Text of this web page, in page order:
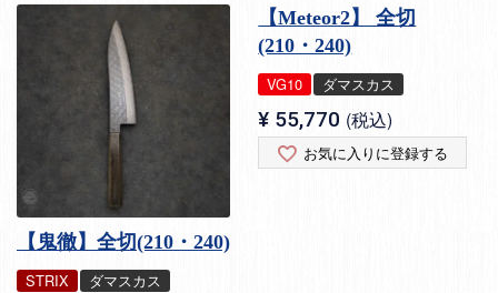
【鬼徹】全切(210・240)
STRIX ダマスカス
【Meteor2】 全切
(210・240)
VG10 ダマスカス
¥ 55,770 税込
お気に入りに登録する